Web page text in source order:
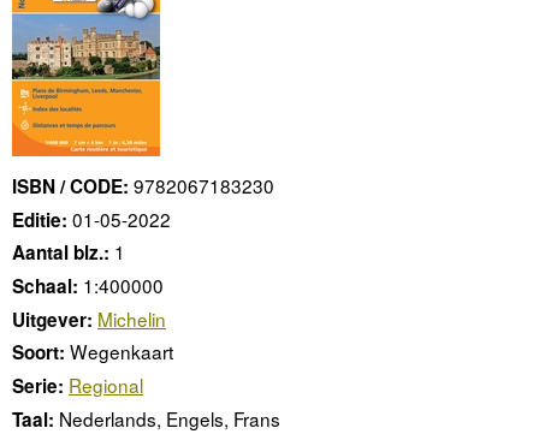
ISBN / CODE: 9782067183230
Editie: 01-05-2022
Aantal blz.: 1
Schaal: 1:400000
Uitgever: Michelin
Soort: Wegenkaart
Serie: Regional
Taal: Nederlands, Engels, Frans